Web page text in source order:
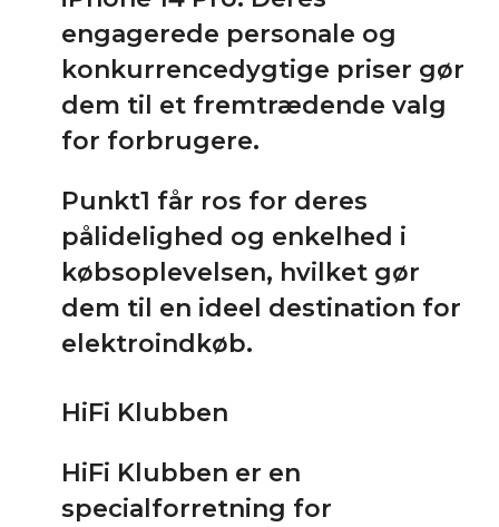
engagerede personale og
konkurrencedygtige priser gør
dem til et fremtrædende valg
for forbrugere.
Punkt1 får ros for deres
pålidelighed og enkelhed i
købsoplevelsen, hvilket gør
dem til en ideel destination for
elektroindkøb.
HiFi Klubben
HiFi Klubben er en
specialforretning for